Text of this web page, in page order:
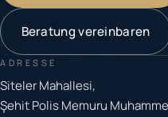
Beratung vereinbaren
ADRESSE
Siteler Mahallesi,
Şehit Polis Memuru